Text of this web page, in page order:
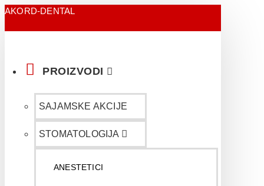
AKORD-DENTAL
PROIZVODI
SAJAMSKE AKCIJE
STOMATOLOGIJA
ANESTETICI